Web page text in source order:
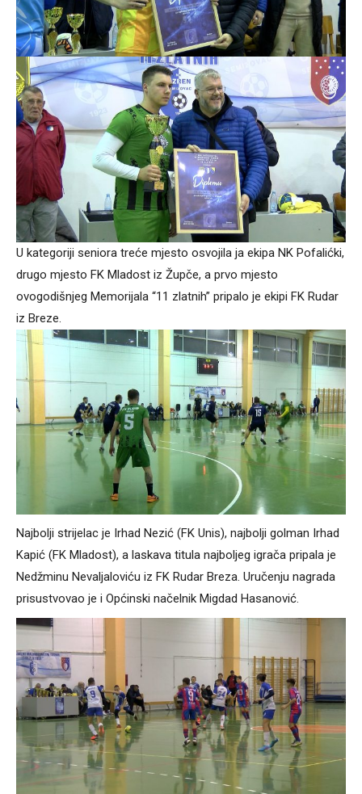
U kategoriji seniora treće mjesto osvojila ja ekipa NK Pofalićki,
drugo mjesto FK Mladost iz Župče, a prvo mjesto
ovogodišnjeg Memorijala “11 zlatnih” pripalo je ekipi FK Rudar
iz Breze.
Najbolji strijelac je Irhad Nezić (FK Unis), najbolji golman Irhad
Kapić (FK Mladost), a laskava titula najboljeg igrača pripala je
Nedžminu Nevaljaloviću iz FK Rudar Breza. Uručenju nagrada
prisustvovao je i Općinski načelnik Migdad Hasanović.